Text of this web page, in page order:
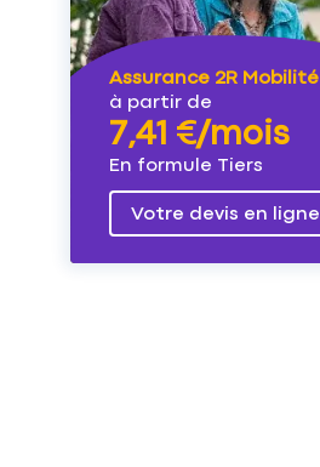
Assurance 2R Mobilité
à partir de
7,41 €/mois
En formule Tiers
Votre devis en ligne